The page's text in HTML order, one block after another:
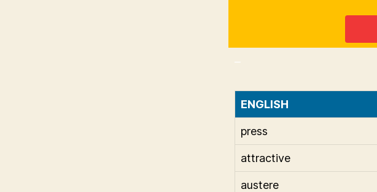
ENGLISH
press
attractive
austere